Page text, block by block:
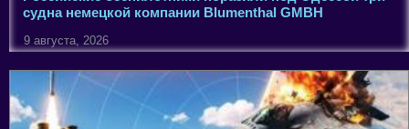
судна немецкой компании Blumenthal GMBH
9 августа, 2026